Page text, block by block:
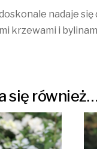
nadaje
krzewami i
się